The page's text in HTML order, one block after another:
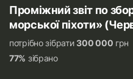
Проміжний звіт по
морської піхоти»
потрібно зібрати300 000 грн
77% зібрано